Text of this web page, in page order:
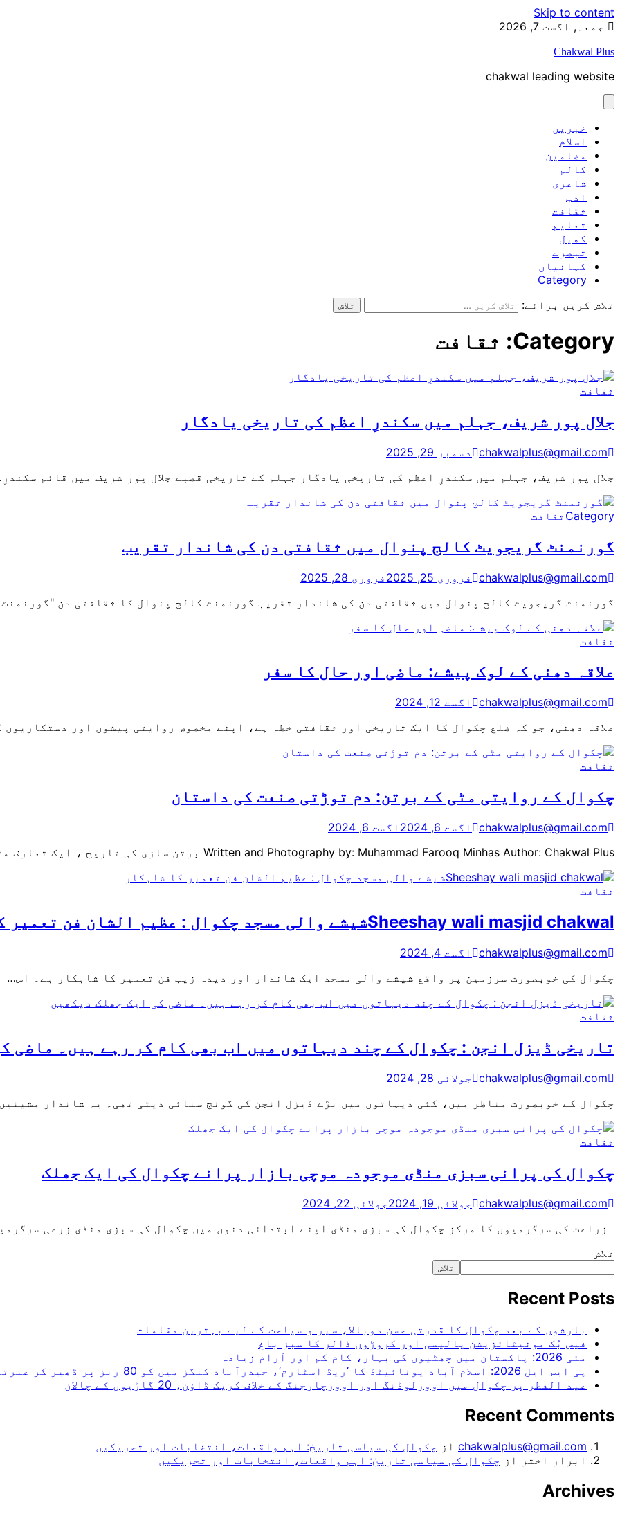
Skip to content
جمعہ, اگست 7, 2026
Chakwal Plus
chakwal leading website
خبریں
اسلام
مضامین
کالم
شاعری
ادب
ثقافت
تعلیم
کھیل
تبصرے
کہانیاں
Category
تلاش کریں برائے:
Category: ثقافت
ثقافت
جلال پور شریف، جہلم میں سکندرِ اعظم کی تاریخی یادگار
chakwalplus@gmail.com
دسمبر 29, 2025
جلال پور شریف، جہلم میں سکندرِ اعظم کی تاریخی یادگار جہلم کے تاریخی قصبے جلال پور شریف میں قائم
Category ثقافت
گورنمنٹ گریجویٹ کالج پنوال میں ثقافتی دن کی شاندار تقریب
chakwalplus@gmail.com فروری 25, 2025
فروری 28, 2025
گورنمنٹ گریجویٹ کالج پنوال میں ثقافتی دن کی شاندار تقریب گورنمنٹ کالج پنوال کا ثقافتی دن
ثقافت
علاقہ دھنی کے لوک پیشے: ماضی اور حال کا سفر
chakwalplus@gmail.com
اگست 12, 2024
علاقہ دھنی، جو کہ ضلع چکوال کا ایک تاریخی اور ثقافتی خطہ ہے، اپنے مخصوص روایتی پیشوں اور دستکاریوں
ثقافت
چکوال کے روایتی مٹی کے برتن: دم توڑتی صنعت کی داستان
chakwalplus@gmail.com اگست 6, 2024
اگست 6, 2024
Written and Photography by: Muhammad Farooq Minhas Author: Chakwal Plus برتن سازی کی تاریخ ، ایک تعارف مٹی کے برتن…
ثقافت
Sheeshay wali masjid chakwalشیشے والی مسجد چکوال : عظیم الشان فن تعمیر کا شاہکار
chakwalplus@gmail.com
اگست 4, 2024
چکوال کی خوبصورت سرزمین پر واقع شیشے والی مسجد ایک شاندار اور دیدہ زیب فن تعمیر کا شاہکار ہے۔ اس…
ثقافت
تاریخی ڈیزل انجن : چکوال کے چند دیہاتوں میں اب بھی کام کر رہے ہیں۔ ماضی
chakwalplus@gmail.com جولائی 28, 2024
چکوال کے خوبصورت مناظر میں، کئی دیہاتوں میں بڑے ڈیزل انجن کی گونج سنائی دیتی تھی۔ یہ شاندار
ثقافت
چکوال کی پرانی سبزی منڈی موجودہ موچی بازار پرانے چکوال کی ایک جھلک
chakwalplus@gmail.com جولائی 19, 2024
جولائی 22, 2024
زراعت کی سرگرمیوں کا مرکز چکوال کی سبزی منڈی اپنے ابتدائی دنوں میں چکوال کی سبزی منڈی زرعی
تلاش
تلاش
Recent Posts
بارشوں کے بعد چکوال کا قدرتی حسن دوبالا، سیر و سیاحت کے لیے بہترین مقامات
فیس بُک مونیٹائزیشن پالیسی اور کروڑوں ڈالر کا سبز باغ
مئی 2026: پاکستان میں چھٹیوں کی بہار، کام کم اور آرام زیادہ
پی ایس ایل 2026: اسلام آباد یونائیٹڈ کا ‘ریڈ اسٹارم’، حیدرآباد کنگز مین کو 80 رنز پر ڈھیر کر عبرتناک شکست
عید الفطر پر چکوال میں اوورلوڈنگ اور اوورچارجنگ کے خلاف کریک ڈاؤن، 20 گاڑیوں کے چالان
Recent Comments
chakwalplus@gmail.com از چکوال کی سیاسی تاریخ: اہم واقعات، انتخابات اور تحریکیں
ابرار اختر
از چکوال کی سیاسی تاریخ: اہم واقعات، انتخابات اور تحریکیں
Archives